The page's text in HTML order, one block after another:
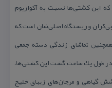
این كشتی‌ها نسبت به آكواریوم
بی‌كران و زیستگاه اصلی‌شان است كه
تماشای زندگی دسته‌ جمعی
در طول یك ساعت گشت این كشتی‌ها،
گیاهی و مرجان‌های زیبای خلیج